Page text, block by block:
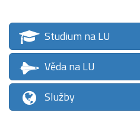
Studium na LU
Věda na LU
Služby